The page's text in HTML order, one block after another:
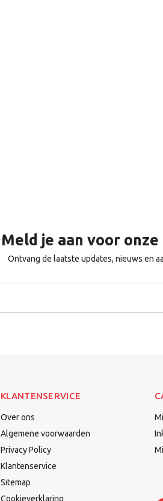
Meld je aan voor
Ontvang de laatste updates, nieuws en
KLANTENSERVICE
Over ons
Algemene voorwaarden
Privacy Policy
Klantenservice
Sitemap
Cookieverklaring